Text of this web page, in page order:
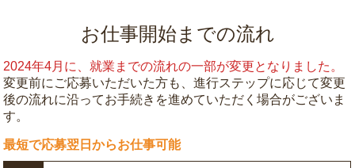
お仕事開始までの流れ
2024年4月に、就業までの流れの一部が変更となりました。
変更前にご応募いただいた方も、進行ステップに応じて変更
後の流れに沿ってお手続きを進めていただく場合がございま
す。
最短で応募翌日からお仕事可能